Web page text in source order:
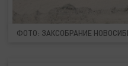
ФОТО: ЗАКСОБРАНИЕ